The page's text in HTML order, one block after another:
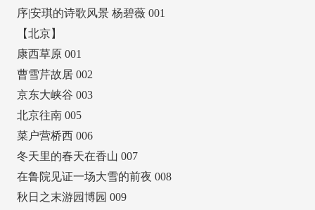
序|安琪的诗歌风景 杨碧薇 001
【北京】
康西草原 001
曹雪芹故居 002
京东大峡谷 003
北京往南 005
菜户营桥西 006
冬天里的春天在香山 007
在鲁院见证一场大雪的前夜 008
秋日之末游园博园 009